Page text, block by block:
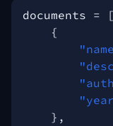
documents =
[
{
},